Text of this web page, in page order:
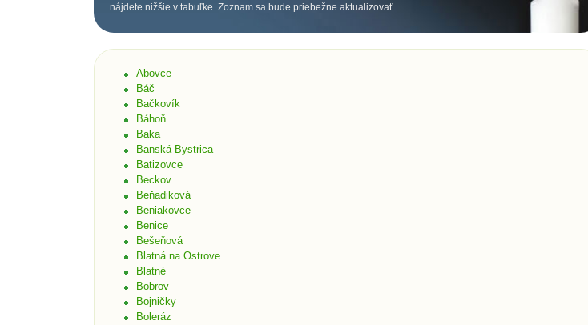
nájdete nižšie v tabuľke. Zoznam sa bude priebežne aktualizovať.
Abovce
Báč
Bačkovík
Báhoň
Baka
Banská Bystrica
Batizovce
Beckov
Beňadiková
Beniakovce
Benice
Bešeňová
Blatná na Ostrove
Blatné
Bobrov
Bojničky
Boleráz